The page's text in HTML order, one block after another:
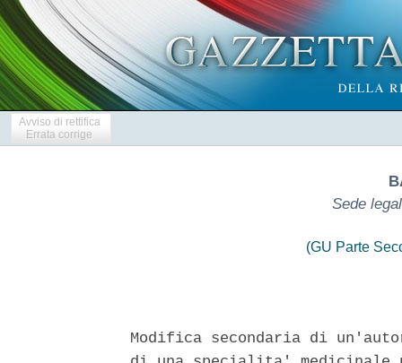
Avviso di rettifica
Errata corrige
Sede
(GU Parte
Modifica secondaria di